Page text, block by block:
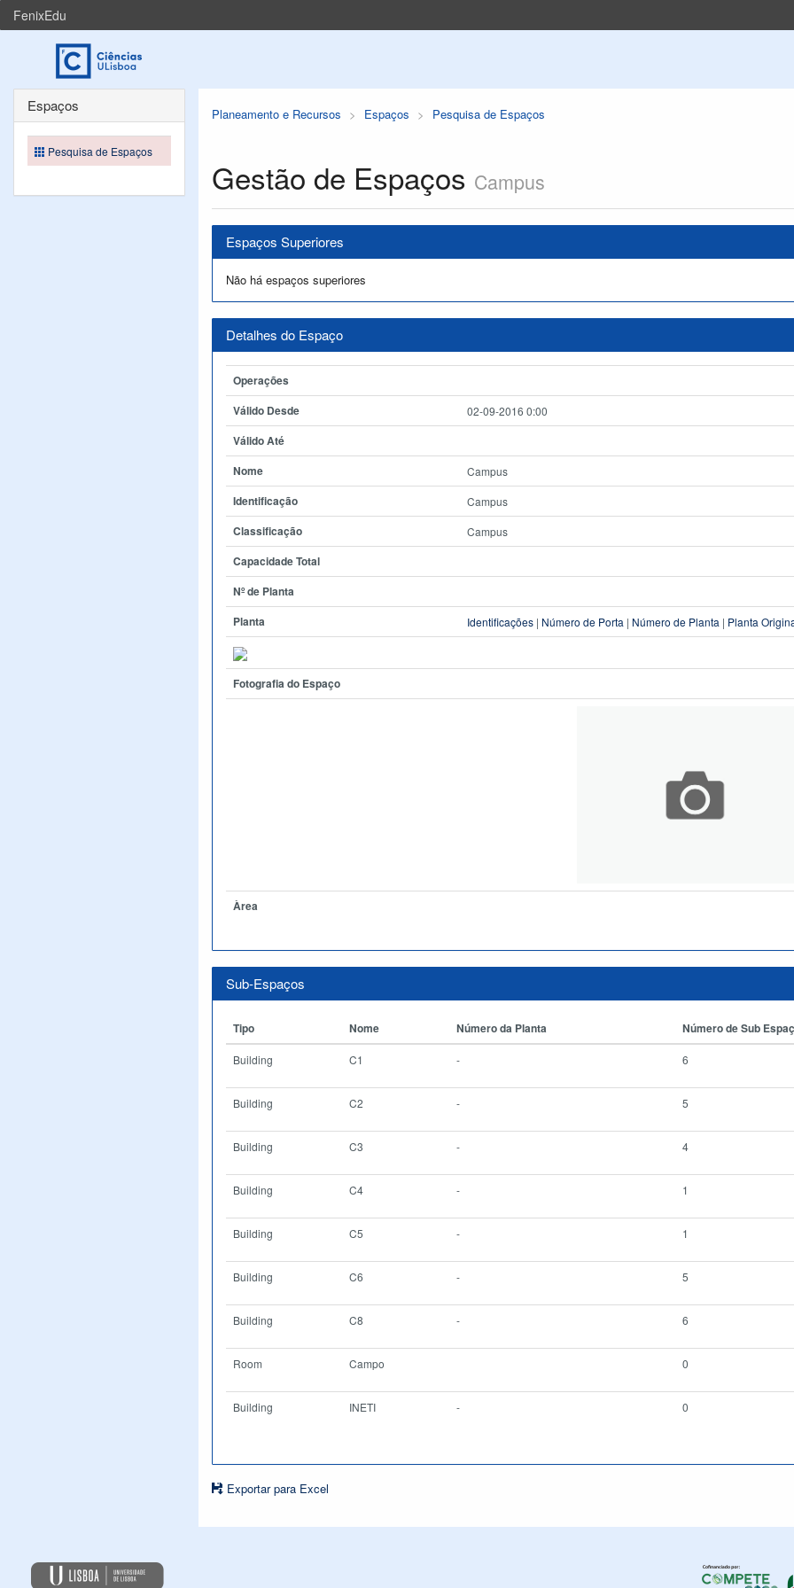
FenixEdu
Planeamento e Recursos Espaços Pesquisa de Espaços
Gestão de Espaços Campus
Espaços Superiores
Não há espaços superiores
Detalhes do Espaço
Operações
Válido Desde
02-09-2016 0:00
Válido Até
Nome
Campus
Identificação Campus
Classificação Campus
Capacidade Total
Nº de Planta
Planta
Identificações | Número de Porta | Número de Planta | Planta
Fotografia do Espaço
Àrea
Sub-Espaços
Tipo Nome Número da Planta Número de Sub
Building C1 - 6
Building C2 - 5
Building C3 - 4
Building C4 - 1
Building C5 - 1
Building C6 - 5
Building C8 - 6
Room Campo 0
Building INETI - 0
Exportar para Excel
Espaços
Pesquisa de Espaços